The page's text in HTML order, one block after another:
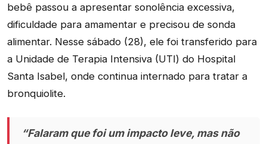
bebê passou a apresentar sonolência excessiva,
dificuldade para amamentar e precisou de sonda
alimentar. Nesse sábado (28), ele foi transferido para
a Unidade de Terapia Intensiva (UTI) do Hospital
Santa Isabel, onde continua internado para tratar a
bronquiolite.
“Falaram que foi um impacto leve, mas não